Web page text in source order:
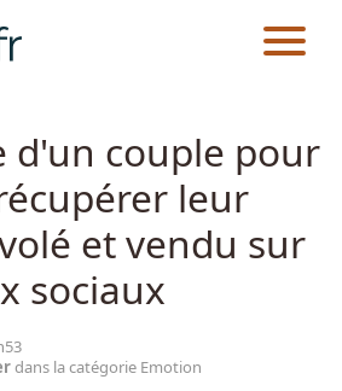
Races
Guides
d'un couple pour
leur
et vendu sur
sociaux
dans la catégorie Emotion